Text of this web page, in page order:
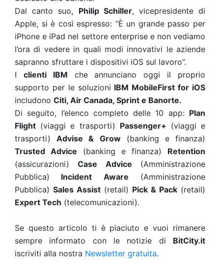
Dal canto suo, Philip Schiller, vicepresidente di
Apple, si è così espresso: “È un grande passo per
iPhone e iPad nel settore enterprise e non vediamo
l’ora di vedere in quali modi innovativi le aziende
sapranno sfruttare i dispositivi iOS sul lavoro”.
I clienti IBM che annunciano oggi il proprio
supporto per le soluzioni IBM MobileFirst for iOS
includono Citi, Air Canada, Sprint e Banorte.
Di seguito, l’elenco completo delle 10 app: Plan
Flight (viaggi e trasporti) Passenger+ (viaggi e
trasporti)Advise & Grow(banking e finanza)
Trusted Advice (banking e finanza) Retention
(assicurazioni)Case Advice (Amministrazione
Pubblica) Incident Aware (Amministrazione
Pubblica) Sales Assist (retail) Pick & Pack (retail)
Expert Tech (telecomunicazioni).
Se questo articolo ti è piaciuto e vuoi rimanere
sempre informato con le notizie di BitCity.it
iscriviti alla nostra Newsletter gratuita.